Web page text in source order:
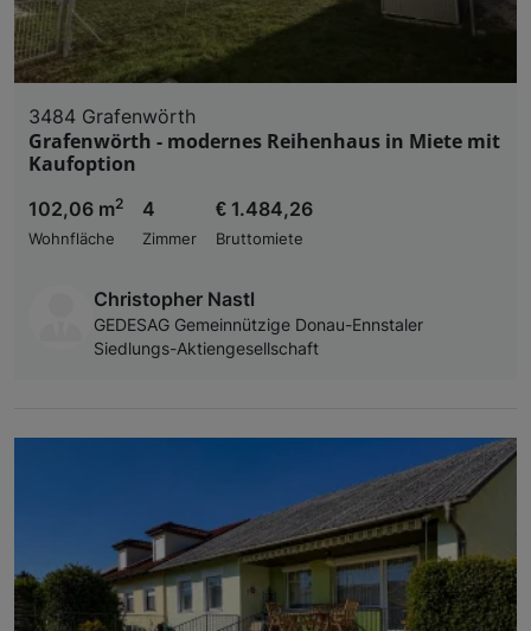
3484 Grafenwörth
Grafenwörth - modernes Reihenhaus in Miete mit
Kaufoption
102,06 m2
Wohnfläche
4
Zimmer
€ 1.484,26
Bruttomiete
Christopher Nastl
GEDESAG Gemeinnützige Donau-Ennstaler
Siedlungs-Aktiengesellschaft